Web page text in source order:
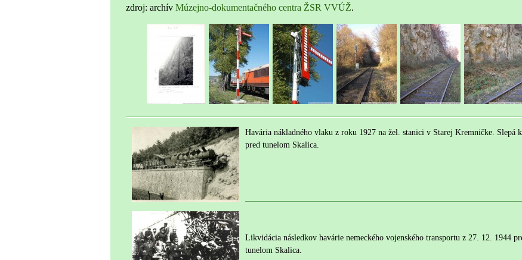
zdroj: archív Múzejno-dokumentačného centra ŽSR VVÚŽ.
Havária nákladného vlaku z roku 1927 na žel. stanici v Starej Kremničke. Slepá
pred tunelom Skalica.
Likvidácia následkov havárie nemeckého vojenského transportu z 27. 12. 1944
tunelom Skalica.